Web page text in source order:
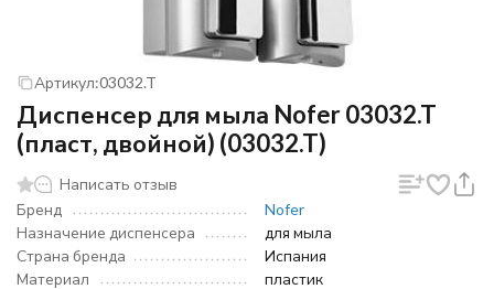
Артикул:03032.T
Диспенсер для мыла Nofer 03032.T
(пласт, двойной) (03032.T)
Написать отзыв
Бренд
Nofer
Назначение диспенсера
для мыла
Страна бренда
Испания
Материал
пластик